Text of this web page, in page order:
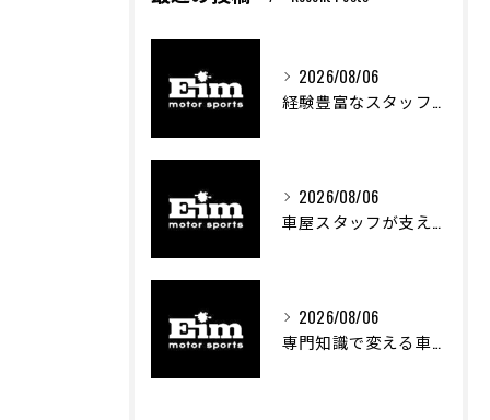
2026/08/06
経験豊富なスタッフが支える車屋のカスタム技術
2026/08/06
車屋スタッフが支える車両カスタムの魅力と技術
2026/08/06
専門知識で変える車屋のカスタム体験